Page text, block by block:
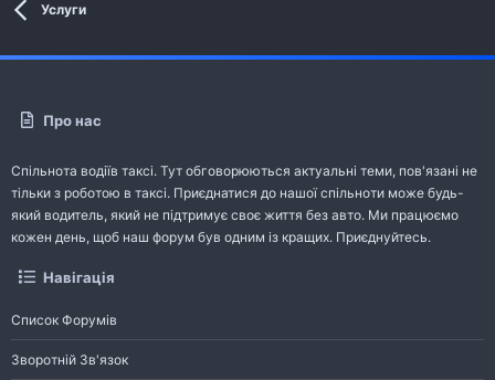
Услуги
Про нас
Спільнота водіїв таксі. Тут обговорюються актуальні теми, пов'язані не
тільки з роботою в таксі. Приєднатися до нашої спільноти може будь-
який водитель, який не підтримує своє життя без авто. Ми працюємо
кожен день, щоб наш форум був одним із кращих. Приєднуйтесь.
Навігація
Список Форумів
Зворотній Зв'язок